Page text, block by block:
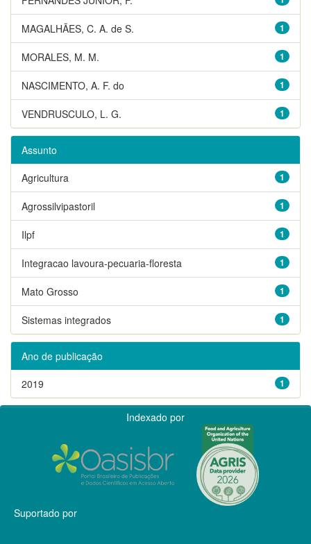
1
MAGALHÃES, C. A. de S.
1
MORALES, M. M.
1
NASCIMENTO, A. F. do
1
VENDRUSCULO, L. G.
Assunto
1
Agricultura
1
Agrossilvipastoril
1
Ilpf
1
Integracao lavoura-pecuaria-floresta
1
Mato Grosso
1
Sistemas integrados
Ano de publicação
1
2019
Indexado por
Suportado por